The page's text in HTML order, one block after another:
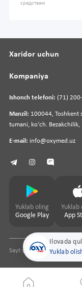
средствам
Ilovada
Yuklab
Ishonch telefoni: (71)
Manzil: 100044, Toshkent
tumani, koʻch. Bezakchilik,
E-mail: info@oxymed.uz
Xaridor uchun
Kompaniya
Yuklab oling
Google Play
Yuklab
App
Sayt yaratuvchipharmit.uz